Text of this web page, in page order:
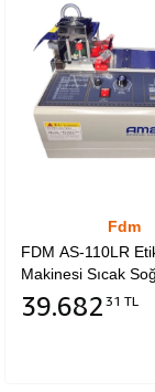
Fdm
FDM AS-110LR
Makinesi Sıcak
Otomatik (100mm)
39.682 31 TL